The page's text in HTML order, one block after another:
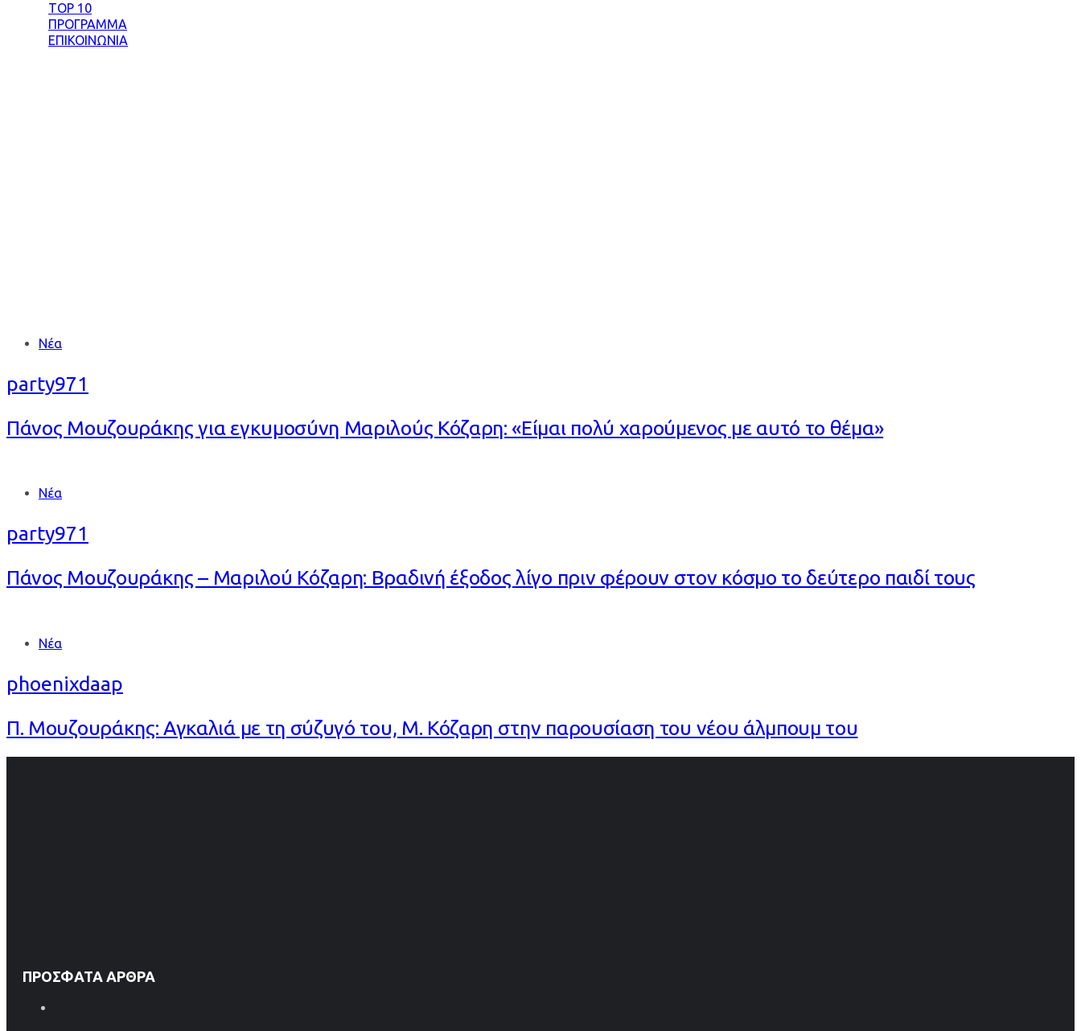
TOP 10
ΠΡΟΓΡΑΜΜΑ
ΕΠΙΚΟΙΝΩΝΙΑ
Tags Νέα
party971
Πάνος Μουζουράκης για εγκυμοσύνη Μαριλούς Κόζαρη: «Είμαι πολύ χαρούμενος με αυτό το θέμα»
Tags Νέα
party971
Πάνος Μουζουράκης – Μαριλού Κόζαρη: Βραδινή έξοδος λίγο πριν φέρουν στον κόσμο το δεύτερο παιδί τους
Tags Νέα
phoenixdaap
Π. Μουζουράκης: Αγκαλιά με τη σύζυγό του, Μ. Κόζαρη στην παρουσίαση του νέου άλμπουμ του
ΠΡΌΣΦΑΤΑ ΆΡΘΡΑ